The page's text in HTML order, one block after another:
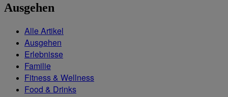
Ausgehen
Alle Artikel
Ausgehen
Erlebnisse
Familie
Fitness & Wellness
Food & Drinks